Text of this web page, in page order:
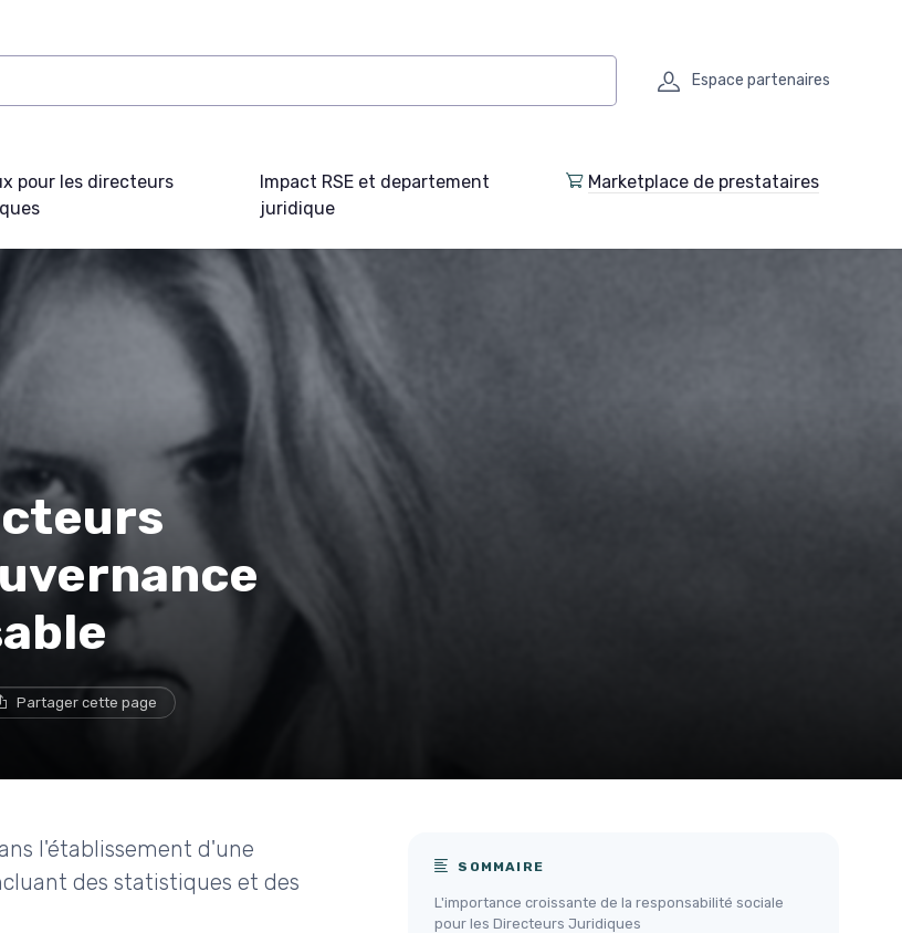
Espace partenaires
pour les directeurs
Impact RSE et departement
juridique
Marketplace de prestataires
Partager cette page
l'établissement d'une
des statistiques et des
SOMMAIRE
L'importance croissante de la responsabilité sociale
pour les Directeurs Juridiques